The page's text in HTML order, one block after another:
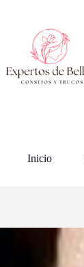
contenido
Inicio